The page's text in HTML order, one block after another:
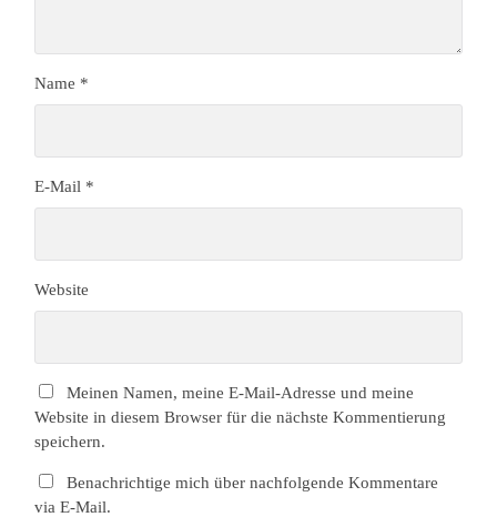
Name *
E-Mail *
Website
Meinen Namen, meine E-Mail-Adresse und meine
Website in diesem Browser für die nächste Kommentierung
speichern.
Benachrichtige mich über nachfolgende Kommentare
via E-Mail.